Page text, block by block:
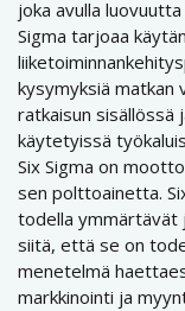
joka avulla
Sigma tarjoaa
kysymyksiä matkan
ratkaisun sisällössä
käytetyissä
Six Sigma on
sen polttoainetta.
todella ymmärtävät
siitä, että se on
menetelmä
markkinointi ja